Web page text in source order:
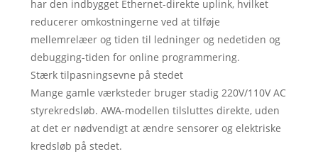
har den indbygget Ethernet-direkte uplink, hvilket
reducerer omkostningerne ved at tilføje
mellemrelæer og tiden til ledninger og nedetiden og
debugging-tiden for online programmering.
Stærk tilpasningsevne på stedet
Mange gamle værksteder bruger stadig 220V/110V AC
styrekredsløb. AWA-modellen tilsluttes direkte, uden
at det er nødvendigt at ændre sensorer og elektriske
kredsløb på stedet.